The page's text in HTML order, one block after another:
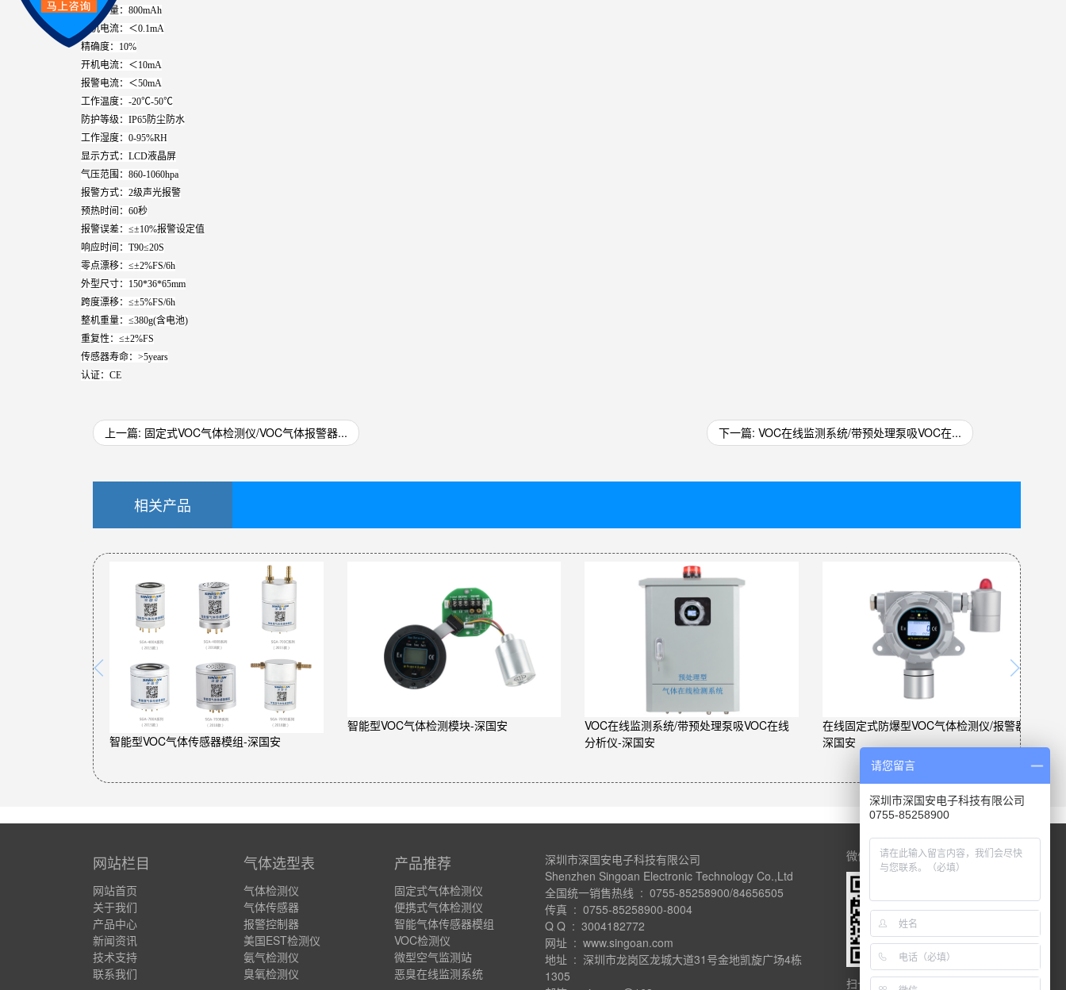
电池容量：800mAh
关机电流：＜0.1mA
精确度：10%
开机电流：＜10mA
报警电流：＜50mA
工作温度：-20℃-50℃
防护等级：IP65防尘防水
工作湿度：0-95%RH
显示方式：LCD液晶屏
气压范围：860-1060hpa
报警方式：2级声光报警
预热时间：60秒
报警误差：≤±10%报警设定值
响应时间：T90≤20S
零点漂移：≤±2%FS/6h
外型尺寸：150*36*65mm
跨度漂移：≤±5%FS/6h
整机重量：≤380g(含电池)
重复性：≤±2%FS
传感器寿命：>5years
认证：CE
上一篇: 固定式VOC气体检测仪/VOC气体报警器... 下一篇: VOC在线监测系统/带预处理泵吸VOC在...
相关产品
智能型VOC气体传感器模组-深国安
智能型VOC气体检测模块-深国安
VOC在线监测系统/带预处理泵吸VOC在线
分析仪-深国安
在线固定式防爆型VOC气体检测仪/报警器-
深国安
网站栏目
网站首页
关于我们
产品中心
新闻资讯
技术支持
联系我们
气体选型表
气体检测仪
气体传感器
报警控制器
美国EST检测仪
氨气检测仪
臭氧检测仪
产品推荐
固定式气体检测仪
便携式气体检测仪
智能气体传感器模组
VOC检测仪
微型空气监测站
恶臭在线监测系统
深圳市深国安电子科技有限公司
Shenzhen Singoan Electronic Technology Co.,Ltd
全国统一销售热线 : 0755-85258900/84656505
传真 : 0755-85258900-8004
Q Q : 3004182772
网址 : www.singoan.com
地址 : 深圳市龙岗区龙城大道31号金地凯旋广场4栋
1305
微信公众号
扫一扫关注深国安
请您留言
深圳市深国安电子科技有限公司
0755-85258900